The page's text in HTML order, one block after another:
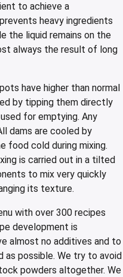
to achieve a
heavy ingredients
the liquid remains on the
always the result of long
have higher than normal
by tipping them directly
for emptying. Any
dams are cooled by
food cold during mixing.
is carried out in a tilted
to mix very quickly
its texture.
with over 300 recipes
development is
almost no additives and to
as possible. We try to avoid
powders altogether. We